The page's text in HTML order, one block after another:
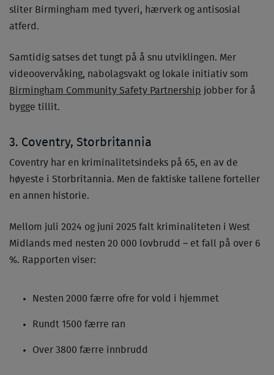
sliter Birmingham med tyveri, hærverk og antisosial
atferd.
Samtidig satses det tungt på å snu utviklingen. Mer
videoovervåking, nabolagsvakt og lokale initiativ som
Birmingham Community Safety Partnership jobber for å
bygge tillit.
3. Coventry, Storbritannia
Coventry har en kriminalitetsindeks på 65, en av de
høyeste i Storbritannia. Men de faktiske tallene forteller
en annen historie.
Mellom juli 2024 og juni 2025 falt kriminaliteten i West
Midlands med nesten 20 000 lovbrudd – et fall på over 6
%. Rapporten viser:
Nesten 2000 færre ofre for vold i hjemmet
Rundt 1500 færre ran
Over 3800 færre innbrudd